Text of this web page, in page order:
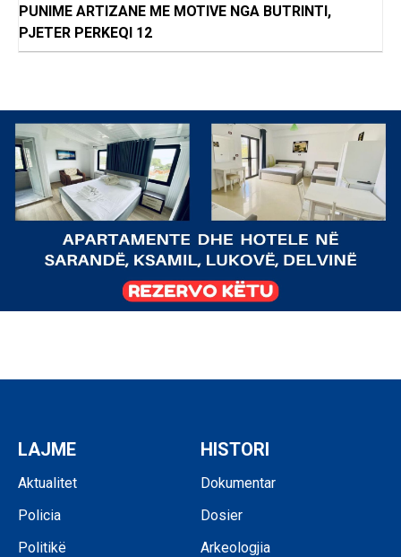
PUNIME ARTIZANE ME MOTIVE NGA BUTRINTI,
PJETER PERKEQI 12
LAJME
Aktualitet
Policia
Politikë
HISTORI
Dokumentar
Dosier
Arkeologjia